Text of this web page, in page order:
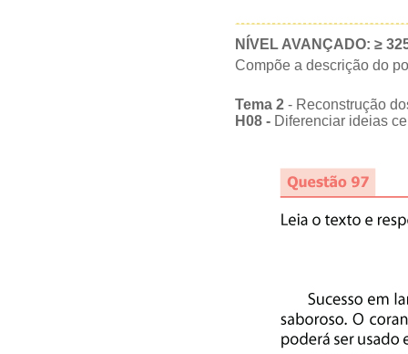
NÍVEL AVANÇADO: ≥
Compõe a descrição do
Tema 2 - Reconstrução
H08 - Diferenciar ideias